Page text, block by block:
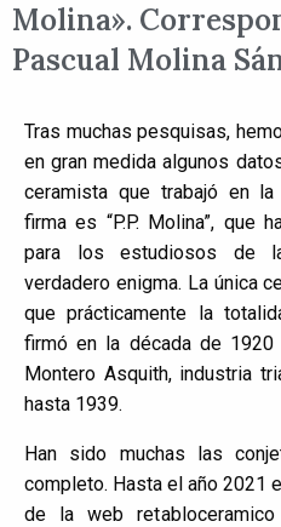
Molina».
Pascual Molina
Tras muchas pesquisas,
en gran medida algunos
ceramista que trabajó en
firma es “P.P. Molina”, que
para los estudiosos de
verdadero enigma. La única
que prácticamente la
firmó en la década de
Montero Asquith, industria
hasta 1939.
Han sido muchas las
completo. Hasta el año 2021
de la web